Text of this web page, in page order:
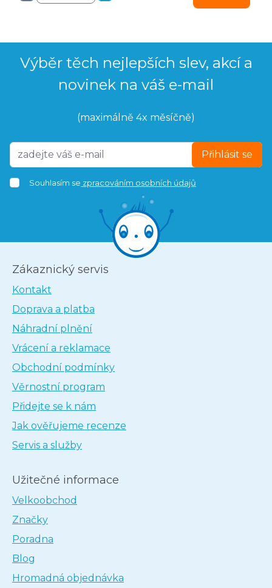
Výběr těch nejlepších slev, akcí a
novinek na váš e-mail
(maximálně 4x měsíčně)
Přihlásit se
Souhlasím se zpracováním osobních údajů
Zákaznický servis
Kontakt
Doprava a platba
Náhradní plnění
Vrácení a reklamace
Obchodní podmínky
Věrnostní program
Přidejte se k nám
Jak ověřujeme recenze
Servis a služby
Užitečné informace
Velkoobchod
Značky
Poradna
Blog
Hromadná objednávka